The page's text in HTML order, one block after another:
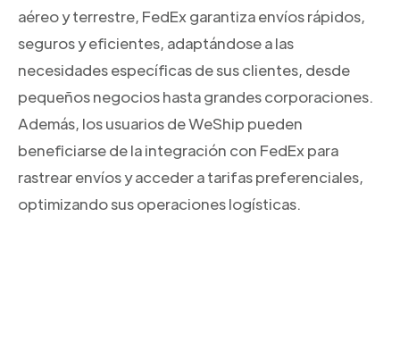
aéreo y terrestre, FedEx garantiza envíos rápidos,
seguros y eficientes, adaptándose a las
necesidades específicas de sus clientes, desde
pequeños negocios hasta grandes corporaciones.
Además, los usuarios de WeShip pueden
beneficiarse de la integración con FedEx para
rastrear envíos y acceder a tarifas preferenciales,
optimizando sus operaciones logísticas.